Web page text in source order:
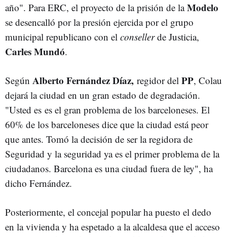
año". ParaERC, el proyecto de la prisión de laModelo
se desencalló por la presión ejercida por el grupo
municipal republicano con el consellerde Justicia,
CarlesMundó.
Según Alberto FernándezDíaz, regidor del PP, Colau
dejará la ciudad en un gran estado de degradación.
"Usted es es el gran problema de los barceloneses. El
60% de los barceloneses dice que la ciudad está peor
que antes. Tomó la decisión de ser la regidora de
Seguridad y la seguridad ya es el primer problema de la
ciudadanos. Barcelona es una ciudad fuera de ley", ha
dicho Fernández.
Posteriormente, el concejal popular ha puesto el dedo
en la vivienda y ha espetado a la alcaldesa que el acceso